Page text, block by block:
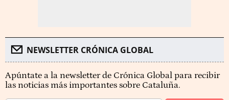
NEWSLETTER CRÓNICA GLOBAL
Apúntate a la newsletter de Crónica Global para recibir
las noticias más importantes sobre Cataluña.